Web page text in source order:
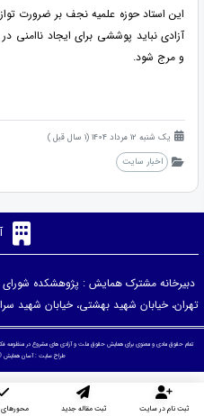
این استاد حوزه علمیه نجف بر ضرورت
آزادی نباید پوششی برای ایجاد
و مرج شود.
یک شنبه 12 مرداد 1404 (1 سال قبل )
اخبار سایت
دبیرخانه مشترک همایش : پژوهشکده شورای
تهران، خیابان شهید بهشتی، خیابان شهید
تمام حقوق مادی و معنوی برای همایش حقوق ملت و آزادی های مشروع در منظومه
طراح سایت :آسان همایش©
ثبت نام در سایت ثبت مقاله جدید